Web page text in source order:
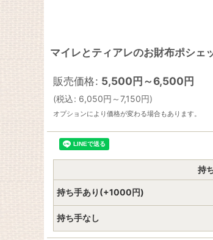
マイレとティアレのお財布ポシェ
販売価格: 5,500円～6,500円
(税込: 6,050円 ～7,150円)
オプションにより価格が変わる場合もあります。
持
持ち手あり(+1000円)
持ち手なし